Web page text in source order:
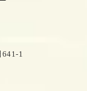
641-1